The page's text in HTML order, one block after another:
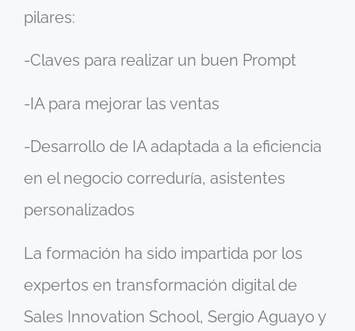
pilares:
-Claves para realizar un buen Prompt
-IA para mejorar las ventas
-Desarrollo de IA adaptada a la eficiencia
en el negocio correduría, asistentes
personalizados
La formación ha sido impartida por los
expertos en transformación digital de
Sales Innovation School, Sergio Aguayo y